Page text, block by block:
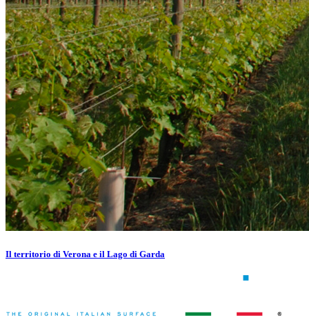
Il territorio di Verona e il Lago di Garda